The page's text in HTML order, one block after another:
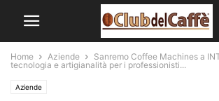
Home Aziende
Sanremo Coffee Machines a
tecnologia e artigianalità per i professionisti...
Aziende